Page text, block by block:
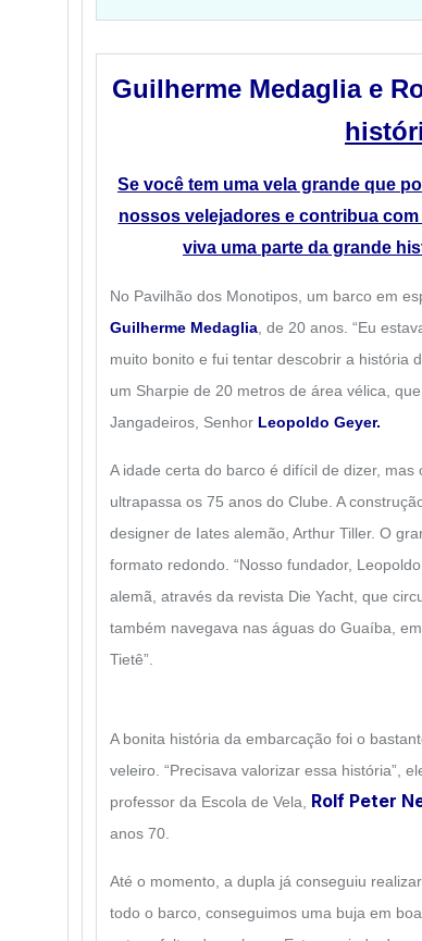
Guilherme Medaglia e
Se você tem uma vela grande que
nossos velejadores e contribua
viva uma parte da grande
No Pavilhão dos Monotipos, um barco em
Guilherme Medaglia, de 20 anos. “Eu
muito bonito e fui tentar descobrir a história
um Sharpie de 20 metros de área vélica,
Jangadeiros, Senhor Leopoldo Geyer.
A idade certa do barco é difícil de dizer, mas
ultrapassa os 75 anos do Clube. A
designer de Iates alemão, Arthur Tiller. O
formato redondo. “Nosso fundador,
alemã, através da revista Die Yacht, que
também navegava nas águas do Guaíba,
Tietê”.
A bonita história da embarcação foi o
veleiro. “Precisava valorizar essa história”,
professor da Escola de Vela, Rolf Peter
anos 70.
Até o momento, a dupla já conseguiu
todo o barco, conseguimos uma buja em